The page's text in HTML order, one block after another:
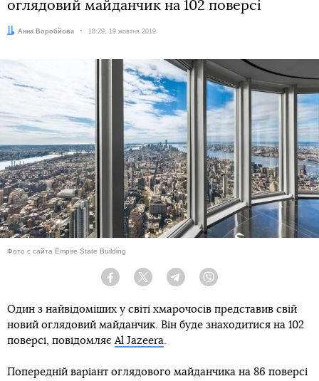
оглядовий майданчик на 102 поверсі
Автор:
Анна Воробйова Дата:
18:29, 19 жовтня 2019
Фото с сайта Empire State Building
Facebook Twitter Telegram
Один з найвідоміших у світі хмарочосів представив свій
новий оглядовий майданчик. Він буде знаходитися на 102
поверсі, повідомляє Al Jazeera
Попередній варіант оглядового майданчика на 86 поверсі